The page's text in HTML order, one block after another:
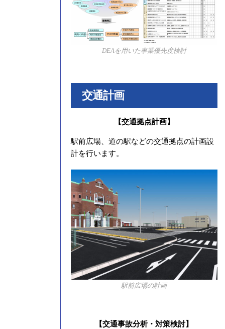
DEAを用いた事業優先度検討
交通計画
【交通拠点計画】
駅前広場、道の駅などの交通拠点の計画設
計を行います。
駅前広場の計画
【交通事故分析・対策検討】